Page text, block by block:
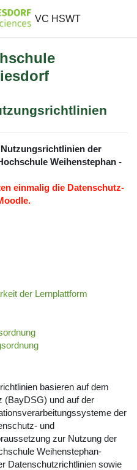
VC HSWT
der
Weihenstephan -
einmalig die Datenschutz-
der Lernplattform
basieren auf dem
(BayDSG) und auf der
der
und
zur Nutzung der
Weihenstephan-
Datenschutzrichtlinien sowie